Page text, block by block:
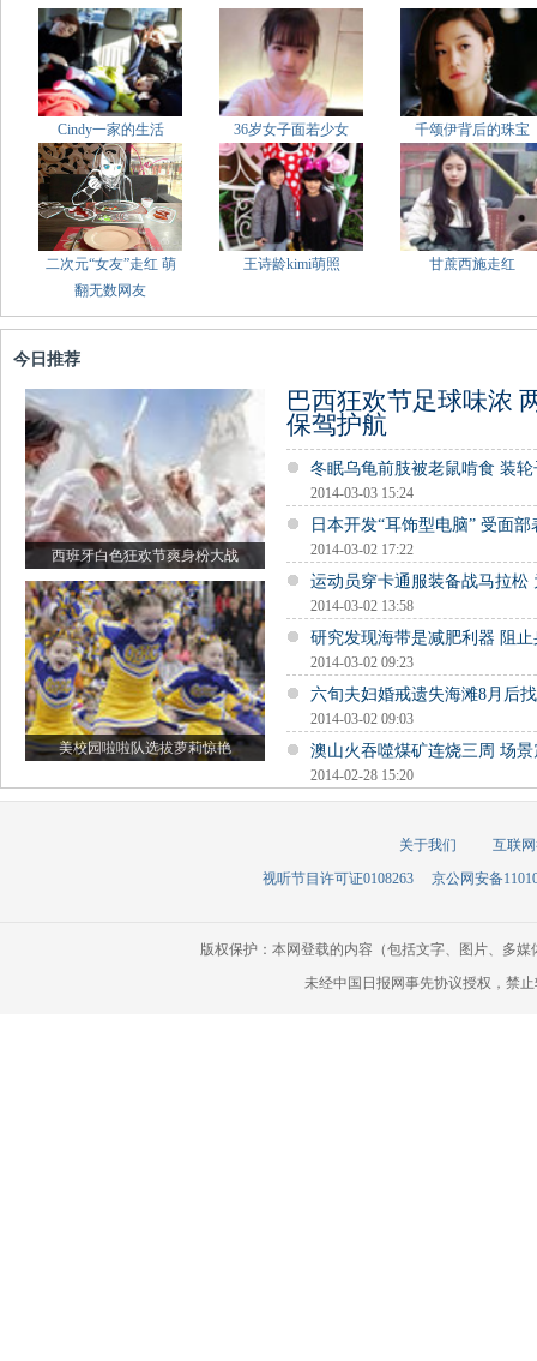
Cindy一家的生活 36岁女子面若少女 千颂伊背后的珠宝
二次元“女友”走红 萌
翻无数网友
王诗龄kimi萌照 甘蔗西施走红
今日推荐
西班牙白色狂欢节爽身粉大战
美校园啦啦队选拔萝莉惊艳
巴西狂欢节足球味浓
保驾护航
冬眠乌龟前肢被老鼠啃食 装
2014-03-03 15:24
日本开发“耳饰型电脑” 受面部
2014-03-02 17:22
运动员穿卡通服装备战马拉松
2014-03-02 13:58
研究发现海带是减肥利器 阻
2014-03-02 09:23
六旬夫妇婚戒遗失海滩8月后
2014-03-02 09:03
澳山火吞噬煤矿连烧三周 场
2014-02-28 15:20
关于我们
互联
视听节目许可证0108263
京公网安备
版权保护：本网登载的内容（包括文字、图片、多
未经中国日报网事先协议授权，禁止